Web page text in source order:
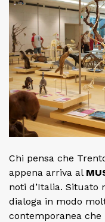
Chi pensa che
appena arriva al
noti d’Italia. Situato
dialoga in modo
contemporanea